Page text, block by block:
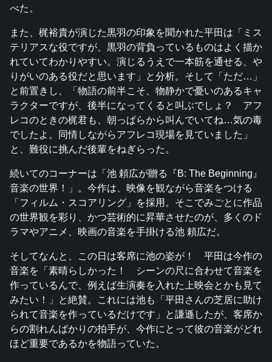
べた。
また、梶裕貴が演じた黒羽の印象を聞かれた平田は「ミス
テリアスな役ですが、黒羽の背負っているものはよく描か
れていてわかりやすい。演じるうえで一本筋を通せる、や
りがいのある役だと思います」と分析。そして「ただ…」
と前置きし、「物語の前半こそ、物静かで憂いのあるキャ
ラクターですが、後半になってくると叫ぶでしょ？ アフ
レコのときの梶君も、朝っぱらから叫んでいてね…気の毒
でしたよ。同情しながらアフレコ現場を見ていました」
と、難役に挑んだ後輩をねぎらった。
続いてのコーナーは「池 頼広が贈る『B: The Beginning』
音楽の世界！」。今作は、映像を観ながら音楽をつける
「フィルム・スコアリング」を採用。そこでみごとに作品
の世界観を彩り、かつ芸術的に昇華させたのが、多くのド
ラマやアニメ、映画の音楽を手掛ける池 頼広だ。
そしてなんと、この日は客席に池の姿が！ 平田は今作の
音楽を「素晴らしかった！ シーンの尺に合わせて音楽を
作っているんで、例えば生演奏を入れた上映会とかも見て
みたい！」と絶賛。これには池も「平田さんの芝居に助け
られて音楽を作っているだけです」と謙遜したが、客席か
らの割れんばかりの拍手が、今作にとって彼の音楽がどれ
ほど重要であるかを物語っていた。